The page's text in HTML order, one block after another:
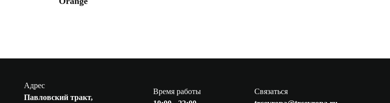
Адрес
Павловский тракт,
Время работы
Связаться